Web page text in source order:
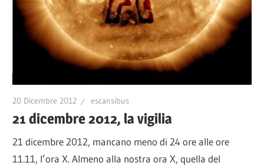
20 Dicembre 2012 escansibus
21 dicembre 2012, la vigilia
21 dicembre 2012, mancano meno di 24 ore alle ore
11.11, l’ora X. Almeno alla nostra ora X, quella del